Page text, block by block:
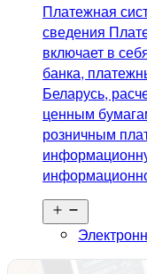
Платежная
сведения
включает в
банка,
Беларусь,
ценным
розничным
меню